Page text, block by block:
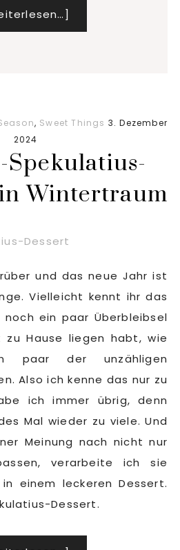
zum
, Sweet Things 3. Dezember
2024
Wintertraum
und das neue Jahr ist
Vielleicht kennt ihr das
ein paar Überbleibsel
zu Hause liegen habt, wie
paar der unzähligen
Also ich kenne das nur zu
ich immer übrig, denn
Mal wieder zu viele. Und
Meinung nach nicht nur
verarbeite ich sie
einem leckeren Dessert.
Dessert.